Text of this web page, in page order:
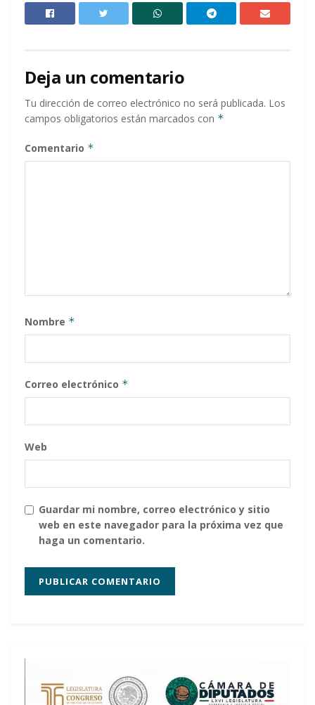
Deja un comentario
Tu dirección de correo electrónico no será publicada. Los
campos obligatorios están marcados con *
Comentario *
Nombre *
Correo electrónico *
Web
Guardar mi nombre, correo electrónico y sitio
web en este navegador para la próxima vez que
haga un comentario.